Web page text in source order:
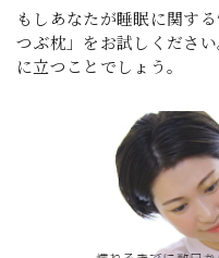
もしあなたが睡眠に関す
つぶ枕」をお試しくださ
に立つことでしょう。